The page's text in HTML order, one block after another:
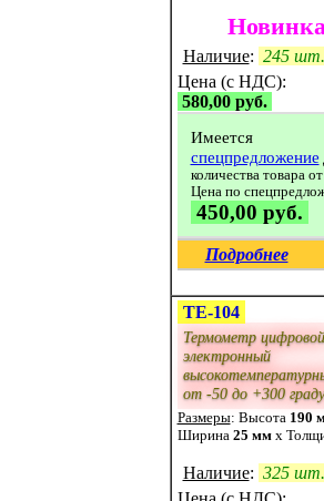
Наличие: 245
Цена (с НДС):
580,00 руб.
Имеется
спецпредложение
количества товара
Цена по
450,00 руб.
Подробнее
ТЕ-104
Термометр цифровой
электронный
от -50 до +300
Размеры: Высота 190
Ширина 25 ммx
Наличие: 325